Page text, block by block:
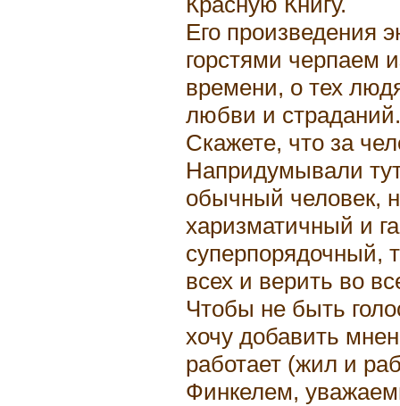
Его произведения
горстями черпаем
времени, о тех
любви и страданий.
Скажете, что за
Напридумывали
обычный человек,
харизматичный и
суперпорядочный,
всех и верить во
Чтобы не быть
хочу добавить
работает (жил и
Финкелем,